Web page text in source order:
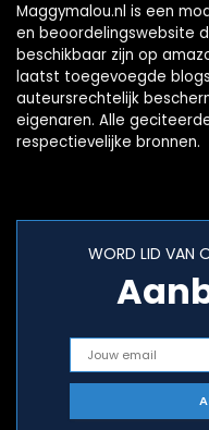
Maggymalou.nl is een
en beoordelingswebsite
beschikbaar zijn op
laatst toegevoegde
auteursrechtelijk
eigenaren. Alle
respectievelijke bronnen.
WORD LID VAN